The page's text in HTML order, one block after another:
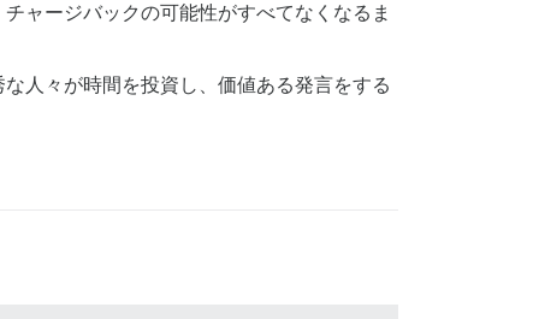
ャージバックの可能性がすべてなくなるま
人々が時間を投資し、価値ある発言をする